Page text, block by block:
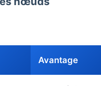
Avantage